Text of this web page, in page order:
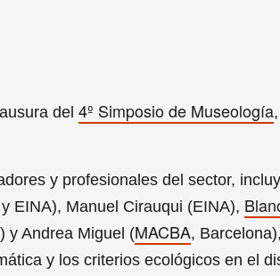
del 4º Simposio de Museología
y profesionales del sector,
EINA), Manuel Cirauqui (EINA),
y Andrea Miguel (MACBA,
y los criterios ecológicos en el